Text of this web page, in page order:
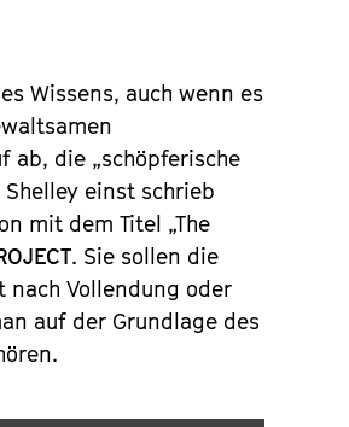
Wissens, auch wenn es
ab, die „schöpferische
einst schrieb
mit dem Titel „The
. Sie sollen die
Vollendung oder
auf der Grundlage des